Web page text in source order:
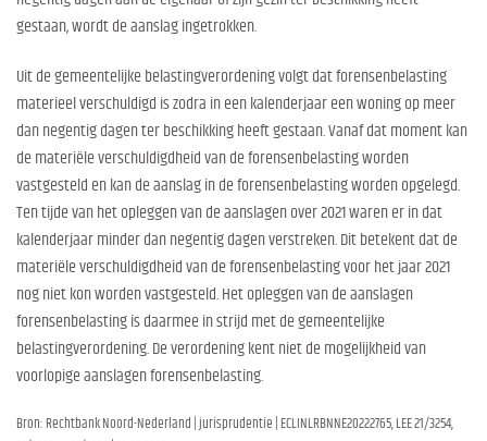
gestaan, wordt de aanslag ingetrokken.
Uit de gemeentelijke belastingverordening volgt dat forensenbelasting
materieel verschuldigd is zodra in een kalenderjaar een woning op meer
dan negentig dagen ter beschikking heeft gestaan. Vanaf dat moment kan
de materiële verschuldigdheid van de forensenbelasting worden
vastgesteld en kan de aanslag in de forensenbelasting worden opgelegd.
Ten tijde van het opleggen van de aanslagen over 2021 waren er in dat
kalenderjaar minder dan negentig dagen verstreken. Dit betekent dat de
materiële verschuldigdheid van de forensenbelasting voor het jaar 2021
nog niet kon worden vastgesteld. Het opleggen van de aanslagen
forensenbelasting is daarmee in strijd met de gemeentelijke
belastingverordening. De verordening kent niet de mogelijkheid van
voorlopige aanslagen forensenbelasting.
Bron: Rechtbank Noord-Nederland | jurisprudentie | ECLINLRBNNE20222765, LEE 21/3254,